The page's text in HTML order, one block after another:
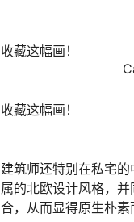
收藏这幅画！
收藏这幅画！
建筑师还特别在私宅
属的北欧设计风格，
合，从而显得原生朴素